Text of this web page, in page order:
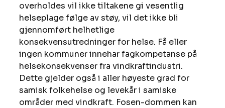
overholdes vil ikke tiltakene gi vesentlig
helseplage følge av støy, vil det ikke bli
gjennomført helhetlige
konsekvensutredninger for helse. Få eller
ingen kommuner innehar fagkompetanse på
helsekonsekvenser fra vindkraftindustri.
Dette gjelder også i aller høyeste grad for
samisk folkehelse og levekår i samiske
områder med vindkraft. Fosen-dommen kan